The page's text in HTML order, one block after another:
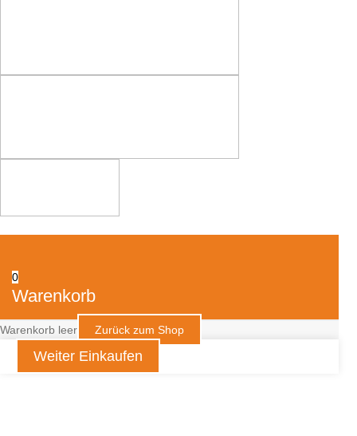
0
Warenkorb
Warenkorb leer Zurück zum Shop
Weiter Einkaufen